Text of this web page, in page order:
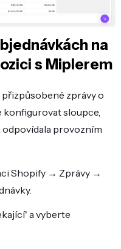
na
s Miplerem
zprávy o
konfigurovat sloupce,
odpovídala provozním
Shopify → Zprávy →
a vyberte